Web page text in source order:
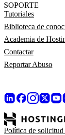
SOPORTE
Tutoriales
Biblioteca de
Academia de
Contactar
Reportar Abuso
Política de